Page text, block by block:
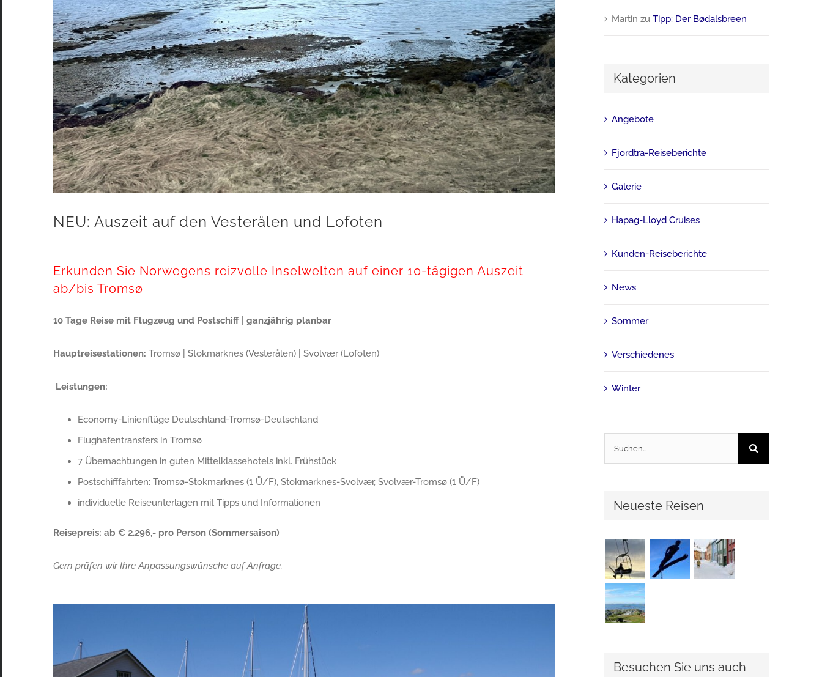
NEU: Auszeit auf den Vesterålen und Lofoten
Erkunden Sie Norwegens reizvolle Inselwelten auf einer 10-tägigen Auszeit
ab/bis Tromsø
10 Tage Reise mit Flugzeug und Postschiff | ganzjährig planbar
Hauptreisestationen: Tromsø | Stokmarknes (Vesterålen) | Svolvær (Lofoten)
Leistungen:
Economy-Linienflüge Deutschland-Tromsø-Deutschland
Flughafentransfers in Tromsø
7 Übernachtungen in guten Mittelklassehotels inkl. Frühstück
Postschifffahrten: Tromsø-Stokmarknes (1 Ü/F), Stokmarknes-Svolvær, Svolvær-Tromsø (1 Ü/F)
individuelle Reiseunterlagen mit Tipps und Informationen
Reisepreis: ab € 2.296,- pro Person (Sommersaison)
Gern prüfen wir Ihre Anpassungswünsche auf Anfrage.
Martin zu Tipp: Der Bødalsbreen
Kategorien
Angebote
Fjordtra-Reiseberichte
Galerie
Hapag-Lloyd Cruises
Kunden-Reiseberichte
News
Sommer
Verschiedenes
Winter
Suche
nach:
Neueste Reisen
Besuchen Sie uns auch